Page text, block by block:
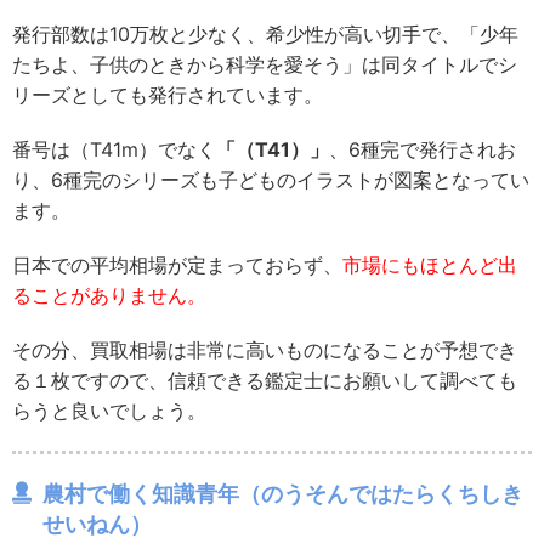
発行部数は10万枚と少なく、希少性が高い切手で、「少年
たちよ、子供のときから科学を愛そう」は同タイトルでシ
リーズとしても発行されています。
番号は（T41m）でなく 「（T41）」 、6種完で発行されお
り、6種完のシリーズも子どものイラストが図案となってい
ます。
日本での平均相場が定まっておらず、 市場にもほとんど出
ることがありません。
その分、買取相場は非常に高いものになることが予想でき
る１枚ですので、信頼できる鑑定士にお願いして調べても
らうと良いでしょう。
農村で働く知識青年（のうそんではたらくちしき
せいねん）